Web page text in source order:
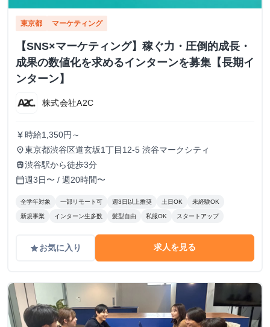
東京都 マーケティング
【SNS×マーケティング】稼ぐ力・圧倒的成長・
成果の数値化を求めるインターンを募集【長期イ
ンターン】
株式会社A2C
currency_yen 時給1,350円～
place東京都渋谷区道玄坂1丁目12-5 渋谷マークシティ
train渋谷駅から徒歩3分
calendar_today週3日〜 / 週20時間〜
全学年対象 一部リモート可 週3日以上推奨 土日OK 未経験OK
新規事業 インターン生多数 髪型自由 私服OK スタートアップ
gradeお気に入り 求人を見る